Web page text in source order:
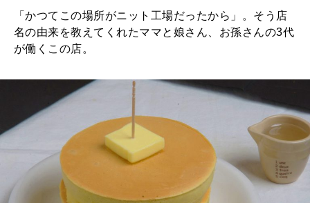
「かつてこの場所がニット工場だったから」。そう店
名の由来を教えてくれたママと娘さん、お孫さんの3代
が働くこの店。